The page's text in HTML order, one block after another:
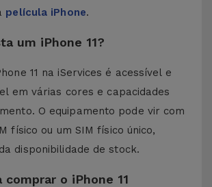
película iPhone.
um iPhone 11?
11 na iServices é acessível e
em várias cores e capacidades
O equipamento pode vir com
físico ou um SIM físico único,
disponibilidade de stock.
comprar o iPhone 11